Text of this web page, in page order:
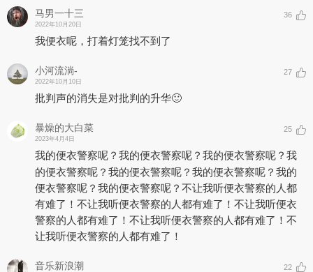
马男一十三
2022年10月20日
36
我便衣呢，打着灯笼找不到了
小河流淌-
2022年10月10日
27
批判声的消失是对批判的升华🙂
暴燥的大白菜
2023年4月4日
25
我的便衣警察呢？我的便衣警察呢？我的便衣警察呢？我
的便衣警察呢？我的便衣警察呢？我的便衣警察呢？我的
便衣警察呢？我的便衣警察呢？不让我听便衣警察的人都
有难了！不让我听便衣警察的人都有难了！不让我听便衣
警察的人都有难了！不让我听便衣警察的人都有难了！不
让我听便衣警察的人都有难了！
音乐新浪潮 22